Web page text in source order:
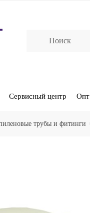
Сервисный центр Опт
трубы и фитинги